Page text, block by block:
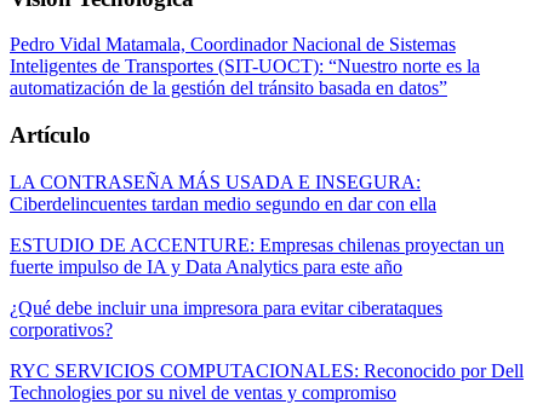
Pedro Vidal Matamala, Coordinador Nacional de Sistemas
Inteligentes de Transportes (SIT-UOCT): “Nuestro norte es la
automatización de la gestión del tránsito basada en datos”
Artículo
LA CONTRASEÑA MÁS USADA E INSEGURA:
Ciberdelincuentes tardan medio segundo en dar con ella
ESTUDIO DE ACCENTURE: Empresas chilenas proyectan un
fuerte impulso de IA y Data Analytics para este año
¿Qué debe incluir una impresora para evitar ciberataques
corporativos?
RYC SERVICIOS COMPUTACIONALES: Reconocido por Dell
Technologies por su nivel de ventas y compromiso